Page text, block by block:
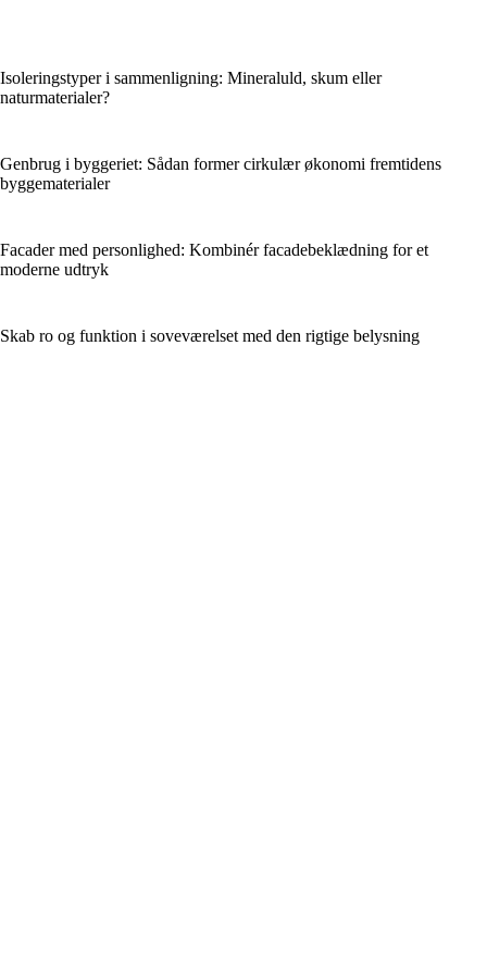
Isoleringstyper i sammenligning: Mineraluld, skum eller
naturmaterialer?
Genbrug i byggeriet: Sådan former cirkulær økonomi fremtidens
byggematerialer
Facader med personlighed: Kombinér facadebeklædning for et
moderne udtryk
Skab ro og funktion i soveværelset med den rigtige belysning